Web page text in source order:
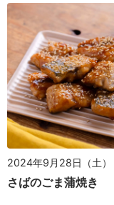
2024年9月28日（土）
さばのごま蒲焼き